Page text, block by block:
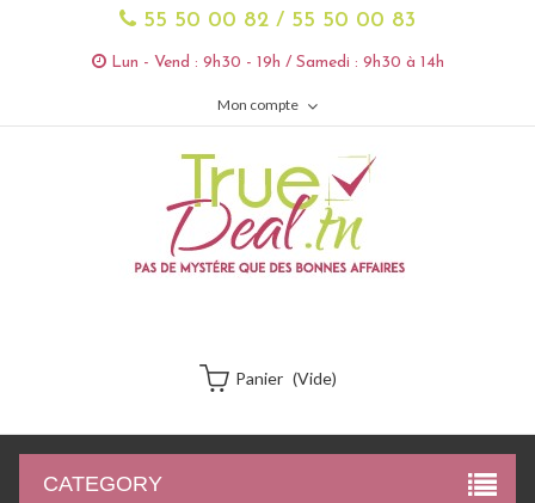
55 50 00 82 / 55 50 00 83
Lun - Vend : 9h30 - 19h / Samedi : 9h30 à 14h
Mon compte
Panier (vide)
CATEGORY